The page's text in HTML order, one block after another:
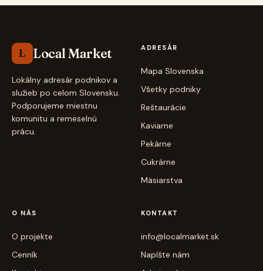
L Local Market
Lokálny adresár podnikov a
služieb po celom Slovensku.
Podporujeme miestnu
komunitu a remeselnú
prácu.
ADRESÁR
Mapa Slovenska
Všetky podniky
Reštaurácie
Kaviarne
Pekárne
Cukrárne
Mäsiarstva
O NÁS
O projekte
Cenník
KONTAKT
info@localmarket.sk
Napíšte nám